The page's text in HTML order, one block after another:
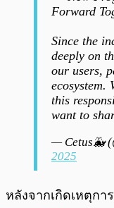
Forward
Since the
deeply on
our users,
ecosystem.
this
want to
— Cetus🐳
2025
หลังจากเกิดเหตุกา